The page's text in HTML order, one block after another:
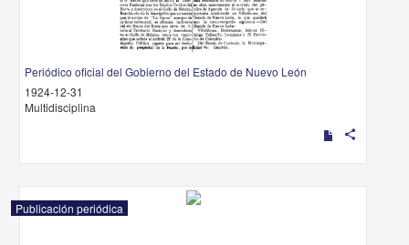
Periódico oficial del Gobierno del Estado de Nuevo León
1924-12-31
Multidisciplina
share
Publicación periódica